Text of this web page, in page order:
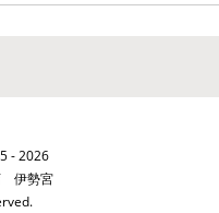
- 2026
伊勢宮